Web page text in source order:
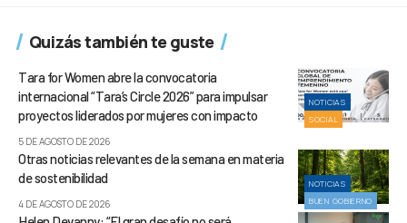
Quizás también te guste
NOTICIAS
SOCIAL
Tara for Women abre la convocatoria
internacional “Tara’s Circle 2026” para impulsar
proyectos liderados por mujeres con impacto
5 DE AGOSTO DE 2026
NOTICIAS
BUEN GOBIERNO
Otras noticias relevantes de la semana en materia
de sostenibilidad
4 DE AGOSTO DE 2026